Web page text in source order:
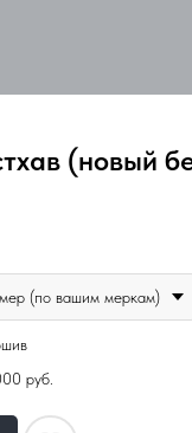
(новый
(по вашим меркам)
руб.